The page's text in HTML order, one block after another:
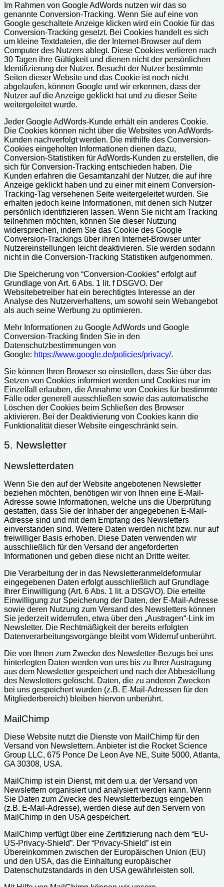
Im Rahmen von Google AdWords nutzen wir das so
genannte Conversion-Tracking. Wenn Sie auf eine von
Google geschaltete Anzeige klicken wird ein Cookie für das
Conversion-Tracking gesetzt. Bei Cookies handelt es sich
um kleine Textdateien, die der Internet-Browser auf dem
Computer des Nutzers ablegt. Diese Cookies verlieren nach
30 Tagen ihre Gültigkeit und dienen nicht der persönlichen
Identifizierung der Nutzer. Besucht der Nutzer bestimmte
Seiten dieser Website und das Cookie ist noch nicht
abgelaufen, können Google und wir erkennen, dass der
Nutzer auf die Anzeige geklickt hat und zu dieser Seite
weitergeleitet wurde.
Jeder Google AdWords-Kunde erhält ein anderes Cookie.
Die Cookies können nicht über die Websites von AdWords-
Kunden nachverfolgt werden. Die mithilfe des Conversion-
Cookies eingeholten Informationen dienen dazu,
Conversion-Statistiken für AdWords-Kunden zu erstellen, die
sich für Conversion-Tracking entschieden haben. Die
Kunden erfahren die Gesamtanzahl der Nutzer, die auf ihre
Anzeige geklickt haben und zu einer mit einem Conversion-
Tracking-Tag versehenen Seite weitergeleitet wurden. Sie
erhalten jedoch keine Informationen, mit denen sich Nutzer
persönlich identifizieren lassen. Wenn Sie nicht am Tracking
teilnehmen möchten, können Sie dieser Nutzung
widersprechen, indem Sie das Cookie des Google
Conversion-Trackings über ihren Internet-Browser unter
Nutzereinstellungen leicht deaktivieren. Sie werden sodann
nicht in die Conversion-Tracking Statistiken aufgenommen.
Die Speicherung von “Conversion-Cookies” erfolgt auf
Grundlage von Art. 6 Abs. 1 lit. f DSGVO. Der
Websitebetreiber hat ein berechtigtes Interesse an der
Analyse des Nutzerverhaltens, um sowohl sein Webangebot
als auch seine Werbung zu optimieren.
Mehr Informationen zu Google AdWords und Google
Conversion-Tracking finden Sie in den
Datenschutzbestimmungen von
Google: https://www.google.de/policies/privacy/.
Sie können Ihren Browser so einstellen, dass Sie über das
Setzen von Cookies informiert werden und Cookies nur im
Einzelfall erlauben, die Annahme von Cookies für bestimmte
Fälle oder generell ausschließen sowie das automatische
Löschen der Cookies beim Schließen des Browser
aktivieren. Bei der Deaktivierung von Cookies kann die
Funktionalität dieser Website eingeschränkt sein.
5. Newsletter
Newsletterdaten
Wenn Sie den auf der Website angebotenen Newsletter
beziehen möchten, benötigen wir von Ihnen eine E-Mail-
Adresse sowie Informationen, welche uns die Überprüfung
gestatten, dass Sie der Inhaber der angegebenen E-Mail-
Adresse sind und mit dem Empfang des Newsletters
einverstanden sind. Weitere Daten werden nicht bzw. nur auf
freiwilliger Basis erhoben. Diese Daten verwenden wir
ausschließlich für den Versand der angeforderten
Informationen und geben diese nicht an Dritte weiter.
Die Verarbeitung der in das Newsletteranmeldeformular
eingegebenen Daten erfolgt ausschließlich auf Grundlage
Ihrer Einwilligung (Art. 6 Abs. 1 lit. a DSGVO). Die erteilte
Einwilligung zur Speicherung der Daten, der E-Mail-Adresse
sowie deren Nutzung zum Versand des Newsletters können
Sie jederzeit widerrufen, etwa über den „Austragen“-Link im
Newsletter. Die Rechtmäßigkeit der bereits erfolgten
Datenverarbeitungsvorgänge bleibt vom Widerruf unberührt.
Die von Ihnen zum Zwecke des Newsletter-Bezugs bei uns
hinterlegten Daten werden von uns bis zu Ihrer Austragung
aus dem Newsletter gespeichert und nach der Abbestellung
des Newsletters gelöscht. Daten, die zu anderen Zwecken
bei uns gespeichert wurden (z.B. E-Mail-Adressen für den
Mitgliederbereich) bleiben hiervon unberührt.
MailChimp
Diese Website nutzt die Dienste von MailChimp für den
Versand von Newslettern. Anbieter ist die Rocket Science
Group LLC, 675 Ponce De Leon Ave NE, Suite 5000, Atlanta,
GA 30308, USA.
MailChimp ist ein Dienst, mit dem u.a. der Versand von
Newslettern organisiert und analysiert werden kann. Wenn
Sie Daten zum Zwecke des Newsletterbezugs eingeben
(z.B. E-Mail-Adresse), werden diese auf den Servern von
MailChimp in den USA gespeichert.
MailChimp verfügt über eine Zertifizierung nach dem “EU-
US-Privacy-Shield”. Der “Privacy-Shield” ist ein
Übereinkommen zwischen der Europäischen Union (EU)
und den USA, das die Einhaltung europäischer
Datenschutzstandards in den USA gewährleisten soll.